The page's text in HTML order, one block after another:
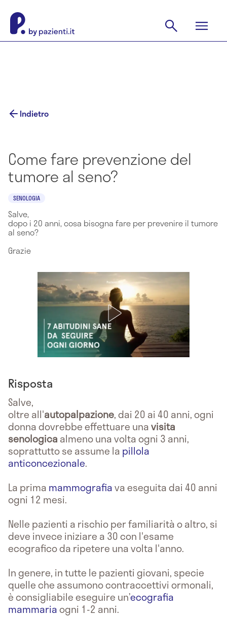
Indietro
Come fare prevenzione del
tumore al seno?
SENOLOGIA
Salve,
dopo i 20 anni, cosa bisogna fare per prevenire il tumore
al seno?
Grazie
Risposta
Salve,
oltre all'autopalpazione, dai 20 ai 40 anni, ogni
donna dovrebbe effettuare unavisita
senologica almeno una volta ogni 3 anni,
soprattutto se assume la pillola
anticoncezionale.
La prima mammografiava eseguita dai 40 anni
ogni 12 mesi.
Nelle pazienti a rischio per familiarità o altro, si
deve invece iniziare a 30 con l'esame
ecografico da ripetere una volta l'anno.
In genere, in tutte le pazienti giovani, specie
quelle che assumono contraccettivi ormonali,
è consigliabile eseguire un’ecografia
mammariaogni 1-2 anni.